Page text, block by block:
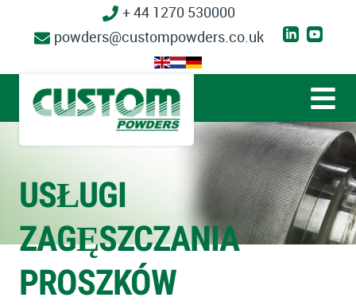
+ 44 1270 530000
powders@custompowders.co.uk
USŁUGI
ZAGĘSZCZANIA
PROSZKÓW